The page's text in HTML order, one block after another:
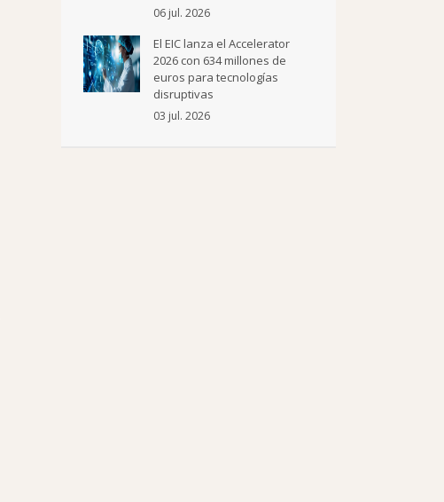
06 jul. 2026
El EIC lanza el Accelerator
2026 con 634 millones de
euros para tecnologías
disruptivas
03 jul. 2026